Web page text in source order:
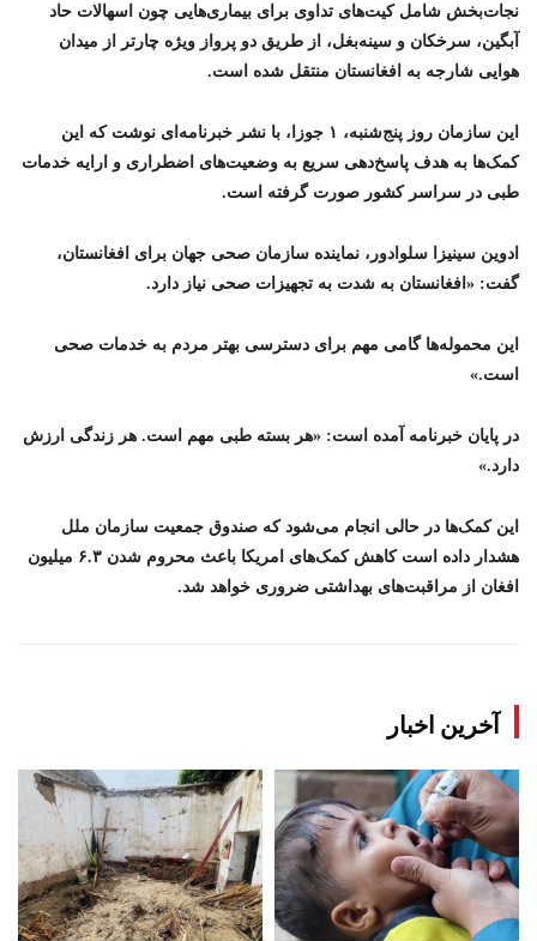
نجات‌بخش شامل کیت‌های تداوی برای بیماری‌هایی چون اسهالات حاد
آبگین، سرخکان و سینه‌بغل، از طریق دو پرواز ویژه چارتر از میدان
هوایی شارجه به افغانستان منتقل شده است.
این سازمان روز پنج‌شنبه، ۱ جوزا، با نشر خبرنامه‌ای نوشت که این
کمک‌ها به هدف پاسخ‌دهی سریع به وضعیت‌های اضطراری و ارایه خدمات
طبی در سراسر کشور صورت گرفته است.
ادوین سینیزا سلوادور، نماینده سازمان صحی جهان برای افغانستان،
گفت: «افغانستان به شدت به تجهیزات صحی نیاز دارد.
این محموله‌ها گامی مهم برای دسترسی بهتر مردم به خدمات صحی
است.»
در پایان خبرنامه آمده است: «هر بسته طبی مهم است. هر زندگی ارزش
دارد.»
این کمک‌ها در حالی انجام می‌شود که صندوق جمعیت سازمان ملل
هشدار داده است کاهش کمک‌های امریکا باعث محروم شدن ۶.۳ میلیون
افغان از مراقبت‌های بهداشتی ضروری خواهد شد.
آخرین اخبار